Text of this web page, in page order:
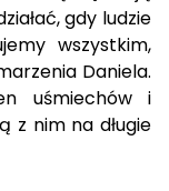
gdy ludzie
wszystkim,
Daniela.
uśmiechów i
z nim na długie